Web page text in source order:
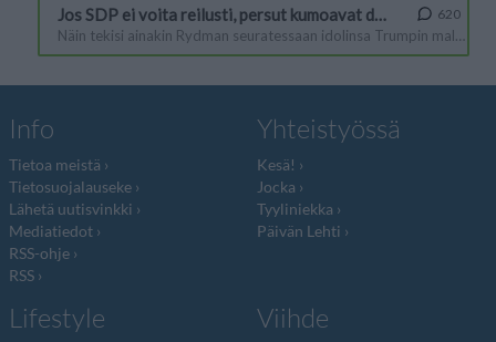
Info
Tietoa meistä
Tietosuojalauseke
Lähetä uutisvinkki
Mediatiedot
RSS-ohje
RSS
Yhteistyössä
Kesä!
Jocka
Tyyliniekka
Päivän Lehti
Lifestyle Viihde